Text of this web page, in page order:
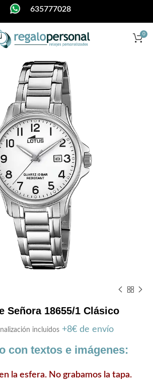
635777028
0
Señora 18655/1 Clásico
incluidos +8€ de envío
con textos e imágenes:
la esfera. No grabamos la tapa.